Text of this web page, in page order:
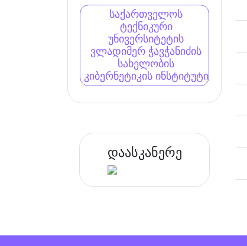
საქართველოს
ტექნიკური
უნივერსიტეტის
ვლადიმერ ჭავჭანიძის
სახელობის
კიბერნეტიკის ინსტიტუტი
დაასკანერე